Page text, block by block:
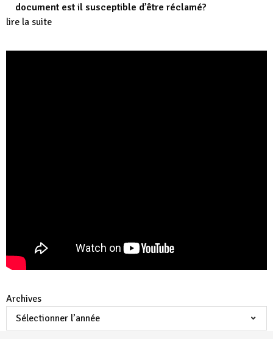
document est il susceptible d’être réclamé?
lire la suite
Archives